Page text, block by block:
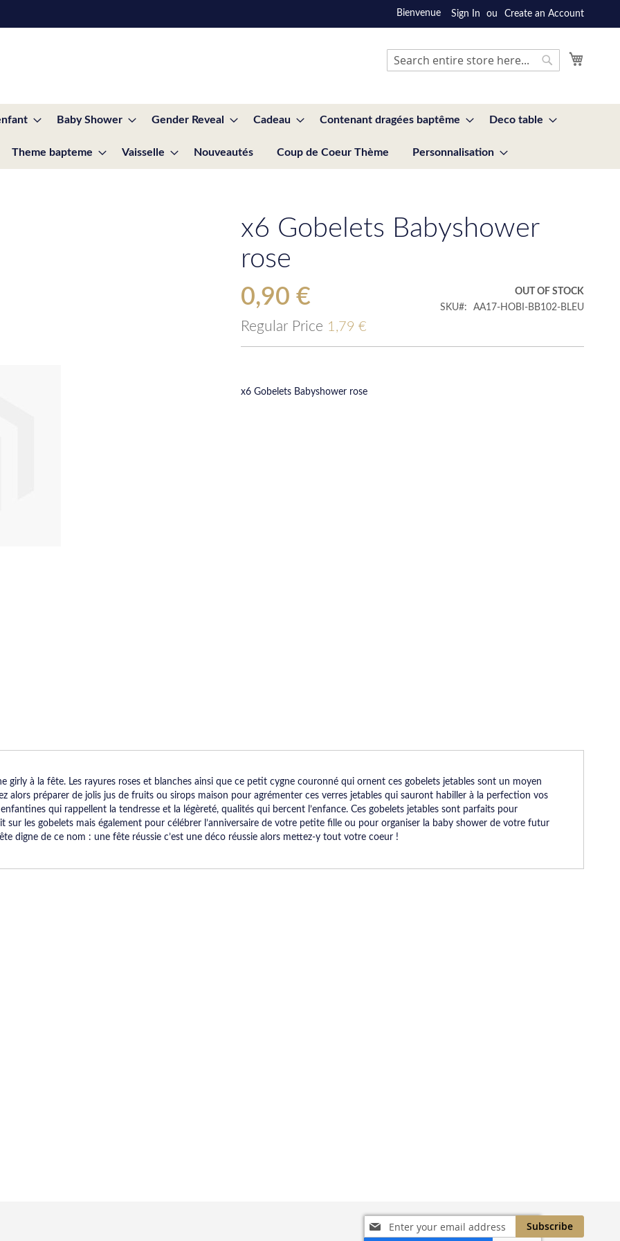
Bienvenue Sign In Create an Account
Search
Baby Shower Gender Reveal Cadeau Contenant dragées baptême Deco table
Theme bapteme Vaisselle Nouveautés Coup de Coeur Thème Personnalisation
x6 Gobelets Babyshower
rose
Special
0,90 €
Regular Price 1,79 €
OUT OF STOCK
SKU
AA17-HOBI-BB102-BLEU
x6 Gobelets Babyshower rose
à la fête. Les rayures roses et blanches ainsi que ce petit cygne couronné qui ornent ces gobelets jetables sont un moyen
alors préparer de jolis jus de fruits ou sirops maison pour agrémenter ces verres jetables qui sauront habiller à la perfection vos
qui rappellent la tendresse et la légèreté, qualités qui bercent l’enfance. Ces gobelets jetables sont parfaits pour
sur les gobelets mais également pour célébrer l’anniversaire de votre petite fille ou pour organiser la baby shower de votre futur
digne de ce nom : une fête réussie c’est une déco réussie alors mettez-y tout votre coeur !
Sign
Up
Subscribe